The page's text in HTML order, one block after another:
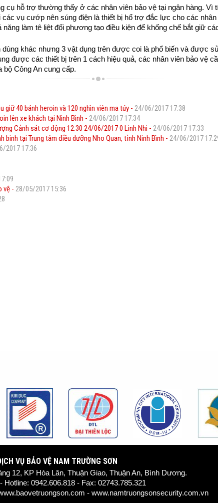
cụ hỗ trợ thường thấy ở các nhân viên bảo vệ tại ngân hàng. Vì
vụ cướp nên súng điện là thiết bị hổ trợ đắc lực cho các
năng làm tê liệt đối phương tạo điều kiện để khống chế bắt giữ
khác nhưng 3 vật dụng trên được coi là phổ biến và được
được các thiết bị trên 1 cách hiệu quả, các nhân viên bảo vệ
bộ Công An cung cấp.
giữ 40 bánh heroin và 120 nghìn viên ma túy -24/06/2017 17:38
lên xe khách tại Ninh Bình -24/06/2017 17:34
Cảnh sát cơ động 12:30 24/06/2017 0 Linh Nhi -24/06/2017 17:33
binh tại Trung tâm điều dưỡng Nho Quan, tỉnh Ninh Bình -24/06/2017
2017 17:36
vệ -28/05/2017 15:36
VỤ BẢO VỆ NAM TRƯỜNG SƠN
12, KP Hòa Lân, Thuận Giao, Thuận An, Bình Dương.
Hotline: 0942.606.818 - Fax: 02743.785.321
- www.namtruongsonsecurity.com.vn